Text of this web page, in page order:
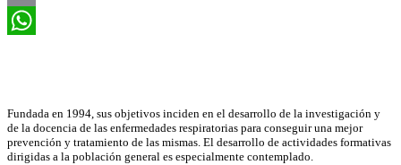
Email
Fundada en 1994, sus objetivos inciden en el desarrollo de la investigación y
de la docencia de las enfermedades respiratorias para conseguir una mejor
prevención y tratamiento de las mismas. El desarrollo de actividades formativas
dirigidas a la población general es especialmente contemplado.